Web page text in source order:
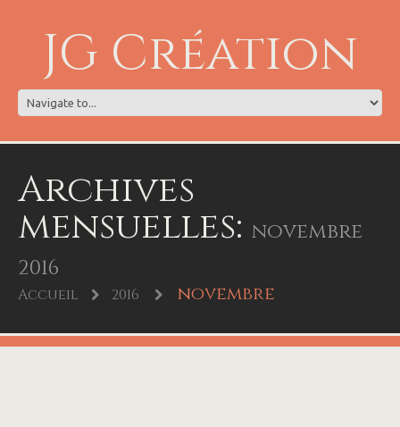
JG Création
Archives
mensuelles: novembre
2016
Accueil 2016 novembre